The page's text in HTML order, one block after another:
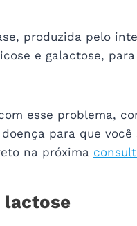
produzida pelo
e galactose,
esse problema,
para que você
na próxima
lactose